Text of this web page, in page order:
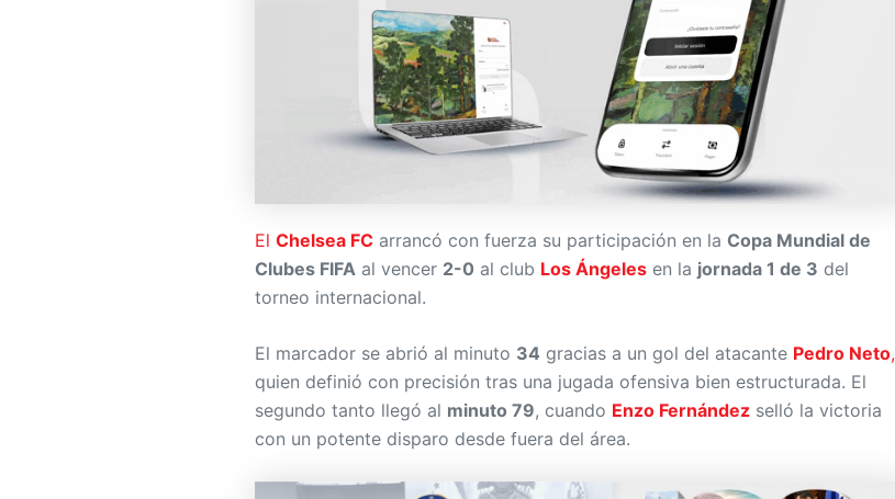
El Chelsea FC arrancó con fuerza su participación en la Copa Mundial de
Clubes FIFA al vencer 2-0 al club Los Ángeles en la jornada 1 de 3 del
torneo internacional.
El marcador se abrió al minuto 34 gracias a un gol del atacante Pedro Neto,
quien definió con precisión tras una jugada ofensiva bien estructurada. El
segundo tanto llegó al minuto 79, cuando Enzo Fernández selló la victoria
con un potente disparo desde fuera del área.